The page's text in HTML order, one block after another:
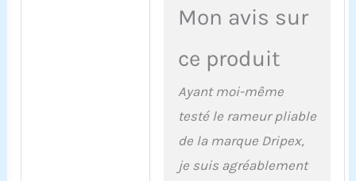
muscles de votre
un jogging de 20
minutes. Il brûle
efficacement des
à perdre du poids
rapidement tout en
vos jambes, votre
Mon avis sur
ce produit
Ayant moi-même
testé le rameur pliable
de la marque Dripex,
je suis agréablement